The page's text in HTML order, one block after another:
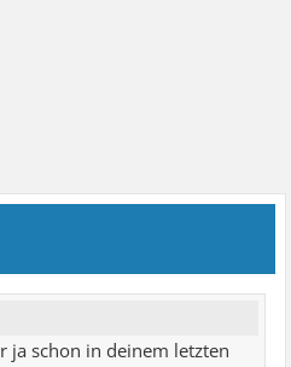
ja schon in deinem letzten